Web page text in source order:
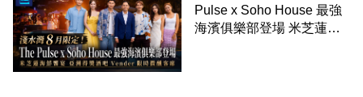
Pulse x Soho House 最強
海濱俱樂部登場 米芝蓮海